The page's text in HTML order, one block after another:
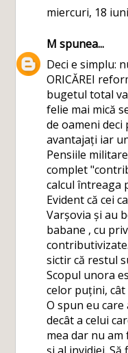
miercuri, 18
M spunea...
Deci e simplu:
ORICĂREI
bugetul total
felie mai mică
de oameni
avantajați iar
Pensiile
complet
calcul întreaga
Evident că cei
Varșovia și au
babane , cu
sictir că restul
Scopul unora
celor puțini, cât
O spun eu care
decât a celui
mea dar nu